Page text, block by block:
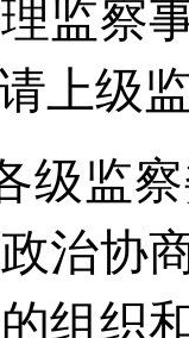
察事
上级
察
治协
组织